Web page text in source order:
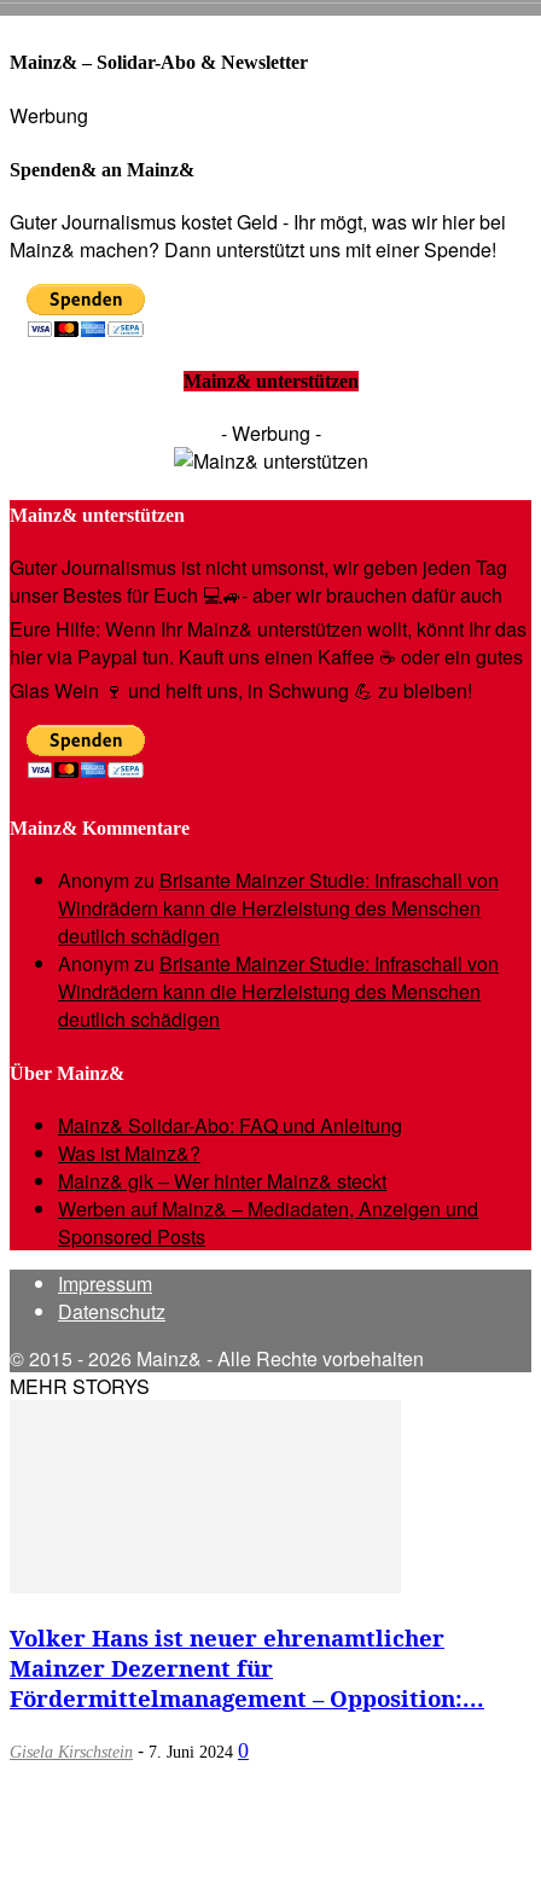
Mainz& – Solidar-Abo & Newsletter
Werbung
Spenden& an Mainz&
Guter Journalismus kostet Geld - Ihr mögt, was wir hier bei
Mainz& machen? Dann unterstützt uns mit einer Spende!
Mainz& unterstützen
- Werbung -
Mainz& unterstützen
Guter Journalismus ist nicht umsonst, wir geben jeden Tag
unser Bestes für Euch 💻🚙- aber wir brauchen dafür auch
Eure Hilfe: Wenn Ihr Mainz& unterstützen wollt, könnt Ihr das
hier via Paypal tun. Kauft uns einen Kaffee ☕️ oder ein gutes
Glas Wein 🍷 und helft uns, in Schwung 💪 zu bleiben!
Mainz& Kommentare
Anonymzu Brisante Mainzer Studie: Infraschall von
Windrädern kann die Herzleistung des Menschen
deutlich schädigen
Anonymzu Brisante Mainzer Studie: Infraschall von
Windrädern kann die Herzleistung des Menschen
deutlich schädigen
Über Mainz&
Mainz& Solidar-Abo: FAQ und Anleitung
Was ist Mainz&?
Mainz& gik – Wer hinter Mainz& steckt
Werben auf Mainz& – Mediadaten, Anzeigen und
Sponsored Posts
Impressum
Datenschutz
© 2015 - 2026 Mainz& - Alle Rechte vorbehalten
MEHR STORYS
Volker Hans ist neuer ehrenamtlicher
Mainzer Dezernent für
Fördermittelmanagement – Opposition:...
Gisela Kirschstein - 7. Juni 2024 0